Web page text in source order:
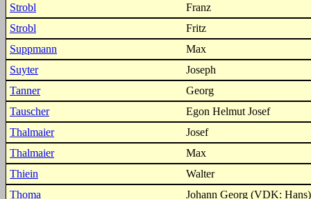
Strobl
Franz
Strobl
Fritz
Suppmann
Max
Suyter
Joseph
Tanner
Georg
Tauscher
Egon Helmut Josef
Thalmaier
Josef
Thalmaier
Max
Thiein
Walter
Thoma
Johann Georg (VDK: Hans)